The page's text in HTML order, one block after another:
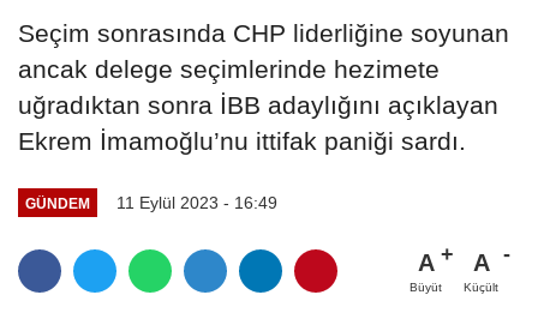
Seçim sonrasında CHP liderliğine soyunan
ancak delege seçimlerinde hezimete
uğradıktan sonra İBB adaylığını açıklayan
Ekrem İmamoğlu’nu ittifak paniği sardı.
GÜNDEM 11 Eylül 2023 - 16:49
A
Büyüt
A
Küçült